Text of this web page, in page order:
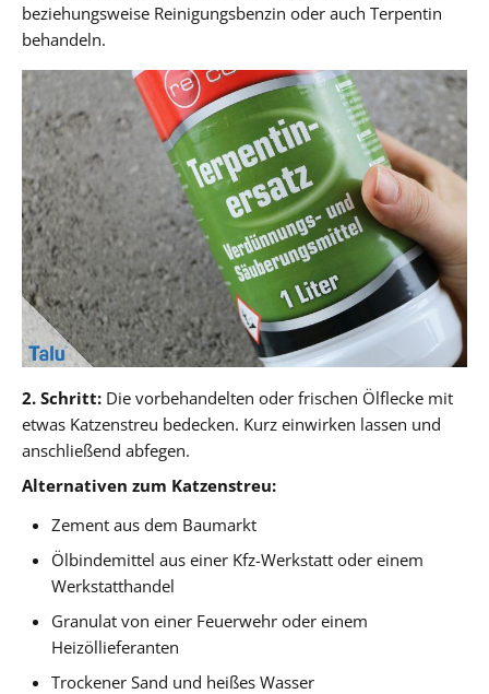
beziehungsweise Reinigungsbenzin oder auch Terpentin
behandeln.
2. Schritt: Die vorbehandelten oder frischen Ölflecke mit
etwas Katzenstreu bedecken. Kurz einwirken lassen und
anschließend abfegen.
Alternativen zum Katzenstreu:
Zement aus dem Baumarkt
Ölbindemittel aus einer Kfz-Werkstatt oder einem
Werkstatthandel
Granulat von einer Feuerwehr oder einem
Heizöllieferanten
Trockener Sand und heißes Wasser